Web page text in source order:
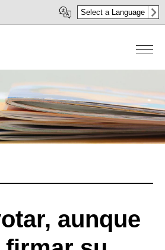
Select a Language
aunque